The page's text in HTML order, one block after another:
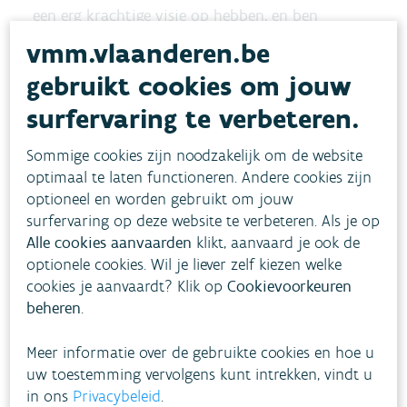
een erg krachtige visie op hebben, en ben
benieuwd om te zien aan welke oplossingen zij
Tot actie overgaan
Een visie uitwerken is één zaak, maar tot actie
overgaan is vaak nog een ander paar mouwen.
“De nodige maatregelen nemen is niet alleen een
kwestie van visie of in dezelfde richting willen
gaan. Het gaat toch vaak om financiering. Ik ben
betrokken in het riviercontract van de
Kortrijk, Kuurne en Wevelgem samen aan tafel.
Dat zijn wat grotere gemeenten uit stedelijk
gebied die veel ervaring hebben met de
vmm.vlaanderen.be
gebruikt cookies om jouw
surfervaring te verbeteren.
Sommige cookies zijn noodzakelijk om de website
optimaal te laten functioneren. Andere cookies zijn
optioneel en worden gebruikt om jouw
surfervaring op deze website te verbeteren. Als je op
Alle cookies aanvaarden klikt, aanvaard je ook de
optionele cookies. Wil je liever zelf kiezen welke
cookies je aanvaardt? Klik opCookievoorkeuren
beheren.
Meer informatie over de gebruikte cookies en hoe u
uw toestemming vervolgens kunt intrekken, vindt u
in ons Privacybeleid.